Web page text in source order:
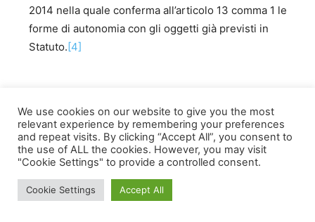
2014 nella quale conferma all’articolo 13 comma 1 le
forme di autonomia con gli oggetti già previsti in
Statuto. [4]
D La Quarta via lombarda
La Lombardia ha già diverse concessioni in gestione con
di attuare una quarta via a proposto di attuare una quarta
We use cookies on our website to give you the most
relevant experience by remembering your preferences
and repeat visits. By clicking “Accept All”, you consent to
the use of ALL the cookies. However, you may visit
"Cookie Settings" to provide a controlled consent.
Cookie Settings Accept All